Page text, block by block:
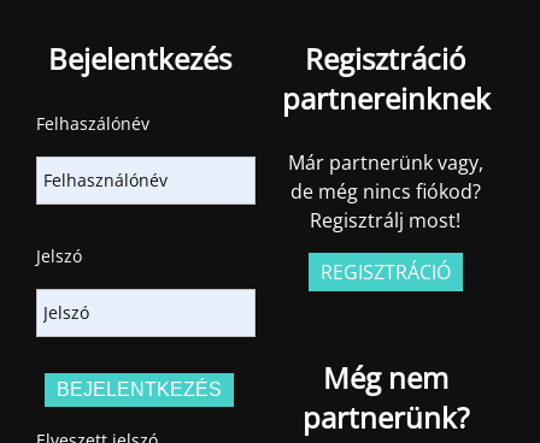
Bejelentkezés
Felhaszálónév
Jelszó
Regisztráció
partnereinknek
Már partnerünk vagy,
de még nincs fiókod?
Regisztrálj most!
REGISZTRÁCIÓ
Még nem
partnerünk?